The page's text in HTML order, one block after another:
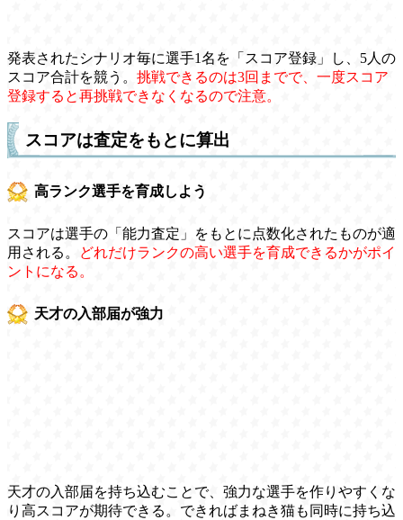
発表されたシナリオ毎に選手1名を「スコア登録」し、5人の
スコア合計を競う。 挑戦できるのは3回までで、一度スコア
登録すると再挑戦できなくなるので注意。
スコアは査定をもとに算出
高ランク選手を育成しよう
スコアは選手の「能力査定」をもとに点数化されたものが適
用される。
どれだけランクの高い選手を育成できるかがポイ
ントになる。
天才の入部届が強力
天才の入部届を持ち込むことで、強力な選手を作りやすくな
り高スコアが期待できる。できればまねき猫も同時に持ち込